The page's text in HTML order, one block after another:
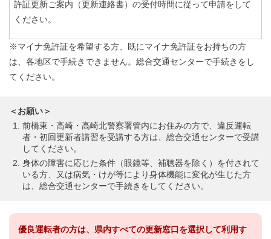
許証更新ご案内（更新連絡書）の受付時間に従って申請をして
ください。
※マイナ免許証を希望する方、既にマイナ免許証をお持ちの方
は、各地区で手続きできません。総合交通センターで手続きをし
てください。
＜お願い＞
前橋東・高崎・高崎北警察署管内にお住みの方で、違反運転
者・初回更新者講習を受講する方は、総合交通センターで受講
してください。
身体の障害に応じた条件（眼鏡等、補聴器を除く）を付されて
いる方、又は病気・けが等により身体機能に変化が生じた方
は、総合交通センターで手続きをしてください。
優良運転者の方は、県内すべての更新窓口を選択して利用す